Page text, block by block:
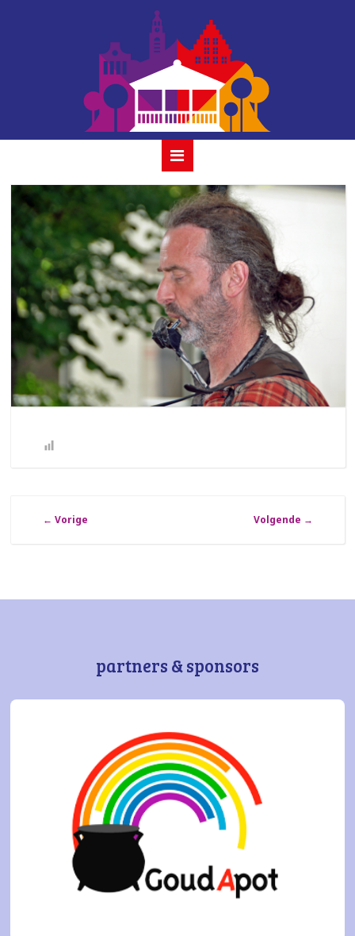
32 rapalje 3 juli
2022 gouda
← Vorige Volgende →
partners & sponsors